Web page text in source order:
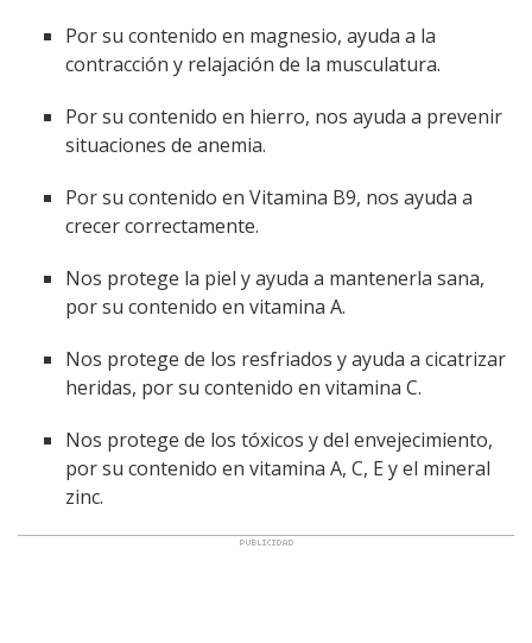
Por su contenido en magnesio, ayuda a la
contracción y relajación de la musculatura.
Por su contenido en hierro, nos ayuda a prevenir
situaciones de anemia.
Por su contenido en Vitamina B9, nos ayuda a
crecer correctamente.
Nos protege la piel y ayuda a mantenerla sana,
por su contenido en vitamina A.
Nos protege de los resfriados y ayuda a cicatrizar
heridas, por su contenido en vitamina C.
Nos protege de los tóxicos y del envejecimiento,
por su contenido en vitamina A, C, E y el mineral
zinc.